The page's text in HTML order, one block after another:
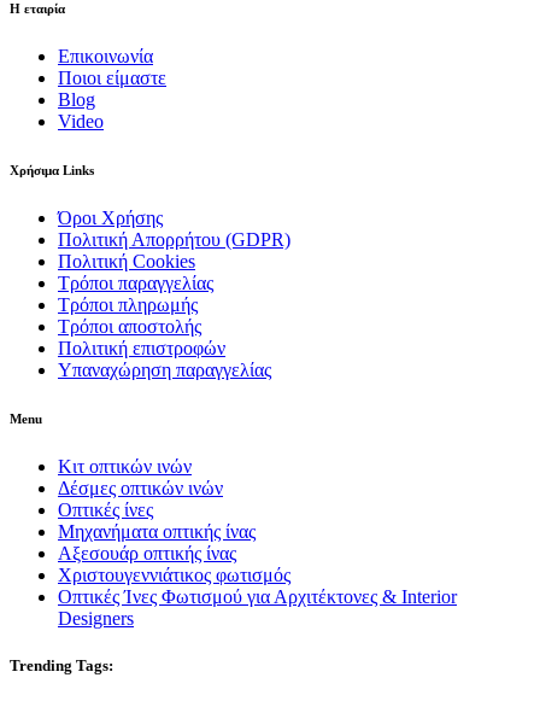
Η εταιρία
Επικοινωνία
Ποιοι είμαστε
Blog
Video
Χρήσιμα Links
Όροι Χρήσης
Πολιτική Απορρήτου (GDPR)
Πολιτική Cookies
Τρόποι παραγγελίας
Τρόποι πληρωμής
Τρόποι αποστολής
Πολιτική επιστροφών
Υπαναχώρηση παραγγελίας
Menu
Κιτ οπτικών ινών
Δέσμες οπτικών ινών
Οπτικές ίνες
Μηχανήματα οπτικής ίνας
Αξεσουάρ οπτικής ίνας
Χριστουγεννιάτικος φωτισμός
Οπτικές Ίνες Φωτισμού για Αρχιτέκτονες & Interior
Designers
Trending Tags: